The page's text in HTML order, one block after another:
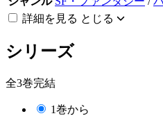
詳細を見る とじる
シリーズ
全3巻完結
1巻から